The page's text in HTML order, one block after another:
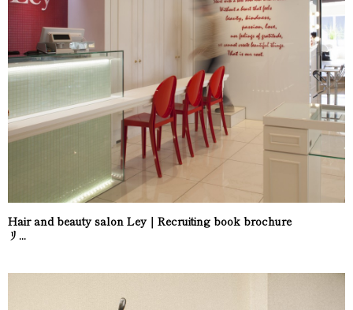
Hair and beauty salon Ley｜Recruiting book brochure
リ...